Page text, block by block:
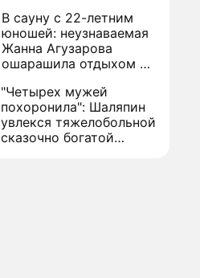
Вилли Токарева
В сауну с 22-летним
юношей: неузнаваемая
Жанна Агузарова
ошарашила отдыхом с
"Четырех мужей
похоронила": Шаляпин
увлекся тяжелобольной
сказочно богатой